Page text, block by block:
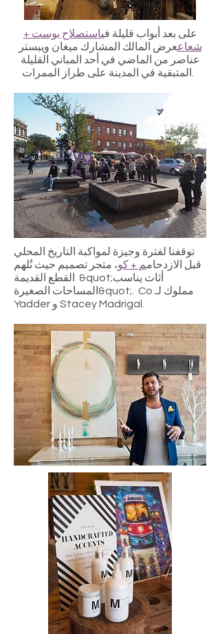
على بعد أبواب قليلة فياستصلاح بوست +
شعاععرض المالك المشارك ميغان ويبستر
عناصر من الماضي في أحد المباني القليلة
توقفنا لفترة وجيزة لمواكبة التاريخ المحلي
قبل الازدحامم + كو، متجر تصميم حيث تُلهم
القطع القديمة &quot;أثاث يناسب
المساحات الصغيرة&quot;. Co مملوك لـ
Yadder و Stacey Madrigal.